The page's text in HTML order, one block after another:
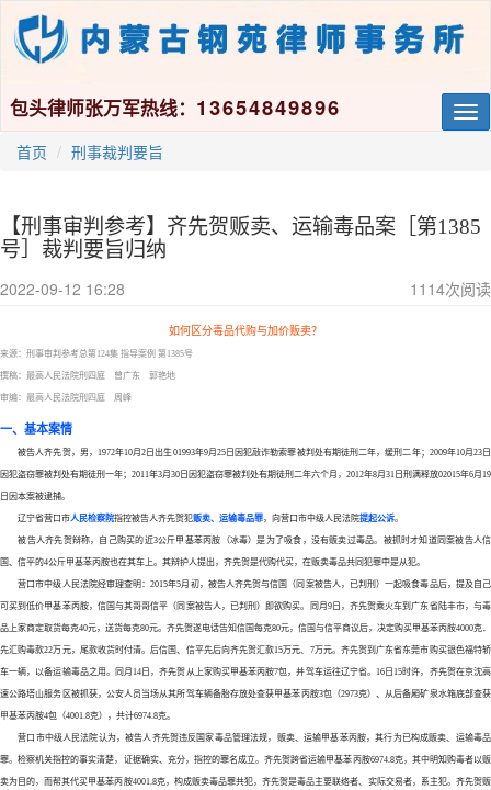
包头律师张万军热线： 13654849896
首页 刑事裁判要旨
​【刑事审判参考】齐先贺贩卖、运输毒品案［第1385
号］裁判要旨归纳
2022-09-12 16:28 1114次阅读
如何区分毒品代购与加价贩卖？
来源：刑事审判参考总第 124集 指导案例 第1385号
撰稿：最高人民法院刑四庭 曾广东 郭艳地
审编：最高人民法院刑四庭 周峰
一、基本案情
被告人齐先贺，男， 1972年10月2日出生01993年9月25日因犯敲诈勒索罪被判处有期徒刑二年，缓刑二年；2009年10月23日
因犯盗窃罪被判处有期徒刑一年；2011年3月30日因犯盗窃罪被判处有期徒刑二年六个月，2012年8月31日刑满释放02015年6月19
日因本案被逮捕。
辽宁省营口市人民检察院指控被告人齐先贺犯贩卖、运输毒品罪，向营口市中级人民法院提起公诉。
被告人齐先贺辩称，自己购买的近3公斤甲基苯丙胺（冰毒）是为了吸食，没有贩卖过毒品。被抓时才知道同案被告人信
国、信平的4公斤甲基苯丙胺也在其车上。其辩护人提出，齐先贺是代购代买，在贩卖毒品共同犯罪中是从犯。
营口市中级人民法院经审理查明：2015年5月初，被告人齐先贺与信国（同案被告人，已判刑）一起吸食毒品后，提及自己
可买到低价甲基苯丙胺，信国与其哥哥信平（同案被告人，已判刑）即欲购买。同月9日，齐先贺乘火车到广东省陆丰市，与毒
品上家商定取货每克40元，送货每克80元。齐先贺遂电话告知信国每克80元，信国与信平商议后，决定购买甲基苯丙胺4000克．
先汇购毒款22万元，尾款收货时付清。后信国、信平先后向齐先贺汇款15万元、7万元。齐先贺到广东省东莞市购买银色福特轿
车一辆，以备运输毒品之用。同月14日，齐先贺从上家购买甲基苯丙胺7包，并驾车运往辽宁省。16日15时许，齐先贺在京沈高
速公路塔山服务区被抓获，公安人员当场从其所驾车辆备胎存放处查获甲基苯丙胺3包（2973克）、从后备厢矿泉水箱底部查获
甲基苯丙胺4包（4001.8克），共计6974.8克。
营口市中级人民法院认为，被告人齐先贺违反国家毒品管理法规，贩卖、运输甲基苯丙胺，其行为已构成贩卖、运输毒品
罪。检察机关指控的事实清楚，证据确实、充分，指控的罪名成立。齐先贺跨省运输甲基苯丙胺6974.8克，其中明知购毒者以贩
卖为目的，而帮其代买甲基苯丙胺4001.8克，构成贩卖毒品罪共犯，齐先贺是毒品主要联络者、实际交易者，系主犯。齐先贺贩